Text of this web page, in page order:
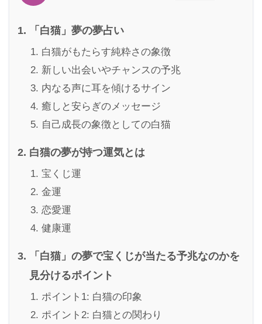
「白猫」夢の夢占い
白猫がもたらす純粋さの象徴
新しい出会いやチャンスの予兆
内なる声に耳を傾けるサイン
癒しと安らぎのメッセージ
自己成長の象徴としての白猫
白猫の夢が持つ運気とは
宝くじ運
金運
恋愛運
健康運
「白猫」の夢で宝くじが当たる予兆なのかを
見分けるポイント
ポイント1: 白猫の印象
ポイント2: 白猫との関わり